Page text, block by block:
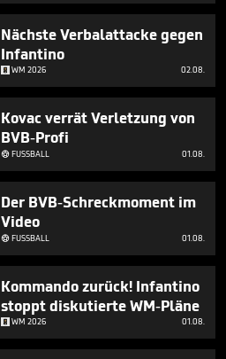
Nächste Verbalattacke gegen
Infantino
WM 2026 02.08.
Kovac verrät Verletzung von
BVB-Profi
FUSSBALL 01.08.
Der BVB-Schreckmoment im
Video
FUSSBALL 01.08.
Kommando zurück! Infantino
stoppt diskutierte WM-Pläne
WM 2026 01.08.